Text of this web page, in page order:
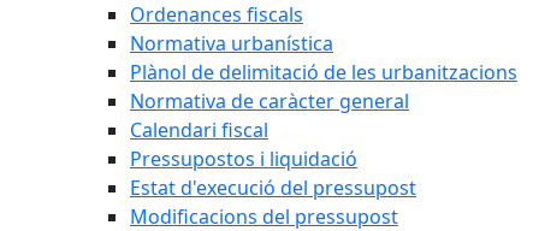
Ordenances fiscals
Normativa urbanística
Plànol de delimitació de les urbanitzacions
Normativa de caràcter general
Calendari fiscal
Pressupostos i liquidació
Estat d'execució del pressupost
Modificacions del pressupost